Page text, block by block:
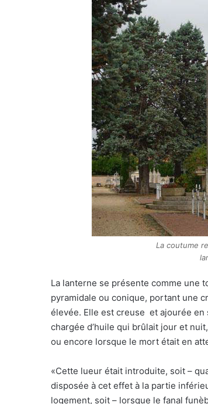
La coutume
La lanterne se présente comme une
pyramidale ou conique, portant une
élevée. Elle est creuse et ajourée
chargée d’huile qui brûlait jour et
ou encore lorsque le mort était en
«Cette lueur était introduite, soit –
disposée à cet effet à la partie
logement, soit – lorsque le fanal